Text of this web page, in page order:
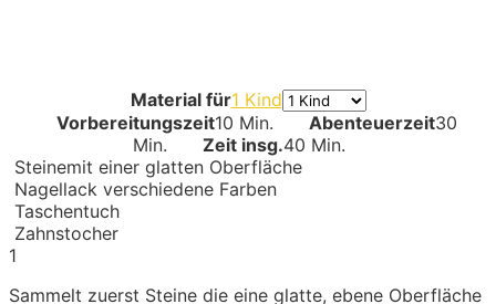
Material für1 Kind
Vorbereitungszeit10 Min. Abenteuerzeit30
Min.
Zeit insg.40 Min.
Steinemit einer glatten Oberfläche
Nagellack verschiedene Farben
Taschentuch
Zahnstocher
1
Sammelt zuerst Steine die eine glatte, ebene Oberfläche